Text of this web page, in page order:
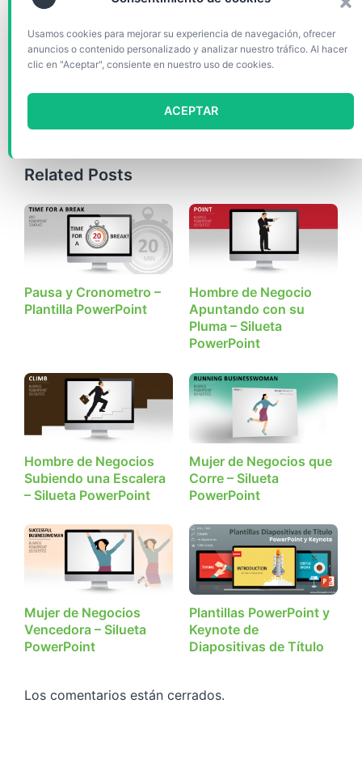
Usamos cookies para mejorar su experiencia de navegación, ofrecer
anuncios o contenido personalizado y analizar nuestro tráfico. Al hacer
clic en "Aceptar", consiente en nuestro uso de cookies.
ACEPTAR
Categorías
Formas y objetos
Etiquetas
1-diapositiva
Empresario,Negocio,Pausa,PowerPoint,PPTX,
Related Posts
Pausa y Cronometro –
Plantilla PowerPoint
Hombre de Negocio
Apuntando con su
Pluma – Silueta
PowerPoint
Hombre de Negocios
Subiendo una Escalera
– Silueta PowerPoint
Mujer de Negocios que
Corre – Silueta
PowerPoint
Mujer de Negocios
Vencedora – Silueta
PowerPoint
Plantillas PowerPoint y
Keynote de
Diapositivas de Título
Los comentarios están cerrados.